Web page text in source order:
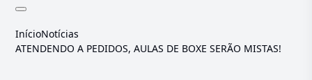
InícioNotícias
ATENDENDO A PEDIDOS, AULAS DE BOXE SERÃO MISTAS!